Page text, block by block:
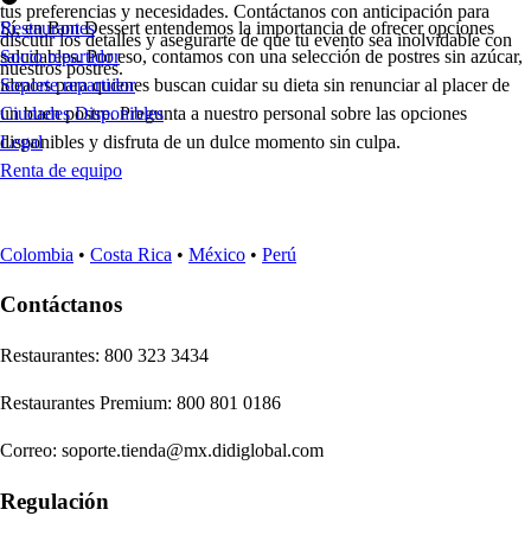
tus preferencias y necesidades. Contáctanos con anticipación para
discutir los detalles y asegurarte de que tu evento sea inolvidable con
nuestros postres.
Sí, en Bon Dessert entendemos la importancia de ofrecer opciones
saludables. Por eso, contamos con una selección de postres sin azúcar,
ideales para quienes buscan cuidar su dieta sin renunciar al placer de
un buen postre. Pregunta a nuestro personal sobre las opciones
disponibles y disfruta de un dulce momento sin culpa.
Restaurantes
Socio repartidor
Soporte repartidor
Ciudades Disponibles
Legal
Renta de equipo
Colombia • Costa Rica • México • Perú
Contáctanos
Restaurantes: 800 323 3434
Restaurantes Premium: 800 801 0186
Correo: soporte.tienda@mx.didiglobal.com
Regulación